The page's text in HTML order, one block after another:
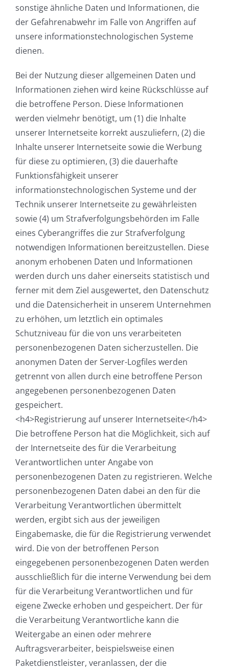
sonstige ähnliche Daten und Informationen, die
der Gefahrenabwehr im Falle von Angriffen auf
unsere informationstechnologischen Systeme
dienen.
Bei der Nutzung dieser allgemeinen Daten und
Informationen ziehen wird keine Rückschlüsse auf
die betroffene Person. Diese Informationen
werden vielmehr benötigt, um (1) die Inhalte
unserer Internetseite korrekt auszuliefern, (2) die
Inhalte unserer Internetseite sowie die Werbung
für diese zu optimieren, (3) die dauerhafte
Funktionsfähigkeit unserer
informationstechnologischen Systeme und der
Technik unserer Internetseite zu gewährleisten
sowie (4) um Strafverfolgungsbehörden im Falle
eines Cyberangriffes die zur Strafverfolgung
notwendigen Informationen bereitzustellen. Diese
anonym erhobenen Daten und Informationen
werden durch uns daher einerseits statistisch und
ferner mit dem Ziel ausgewertet, den Datenschutz
und die Datensicherheit in unserem Unternehmen
zu erhöhen, um letztlich ein optimales
Schutzniveau für die von uns verarbeiteten
personenbezogenen Daten sicherzustellen. Die
anonymen Daten der Server-Logfiles werden
getrennt von allen durch eine betroffene Person
angegebenen personenbezogenen Daten
gespeichert.
<h4>Registrierung auf unserer Internetseite</h4>
Die betroffene Person hat die Möglichkeit, sich auf
der Internetseite des für die Verarbeitung
Verantwortlichen unter Angabe von
personenbezogenen Daten zu registrieren. Welche
personenbezogenen Daten dabei an den für die
Verarbeitung Verantwortlichen übermittelt
werden, ergibt sich aus der jeweiligen
Eingabemaske, die für die Registrierung verwendet
wird. Die von der betroffenen Person
eingegebenen personenbezogenen Daten werden
ausschließlich für die interne Verwendung bei dem
für die Verarbeitung Verantwortlichen und für
eigene Zwecke erhoben und gespeichert. Der für
die Verarbeitung Verantwortliche kann die
Weitergabe an einen oder mehrere
Auftragsverarbeiter, beispielsweise einen
Paketdienstleister, veranlassen, der die